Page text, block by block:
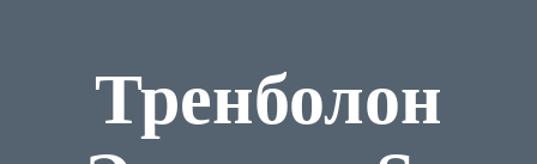
Тренболон